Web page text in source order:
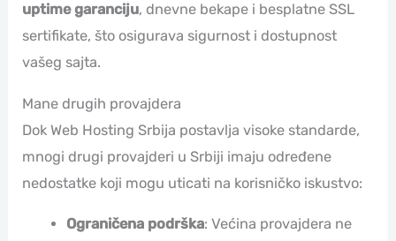
uptime garanciju, dnevne bekape i besplatne SSL
sertifikate, što osigurava sigurnost i dostupnost
vašeg sajta.
Mane drugih provajdera
Dok Web Hosting Srbija postavlja visoke standarde,
mnogi drugi provajderi u Srbiji imaju određene
nedostatke koji mogu uticati na korisničko iskustvo:
Ograničena podrška: Većina provajdera ne